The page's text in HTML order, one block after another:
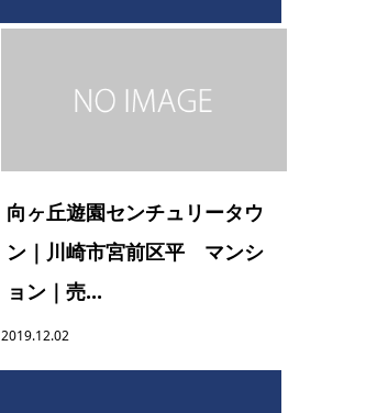
向ヶ丘遊園センチュリータウ
ン｜川崎市宮前区平 マンシ
ョン｜売...
2019.12.02